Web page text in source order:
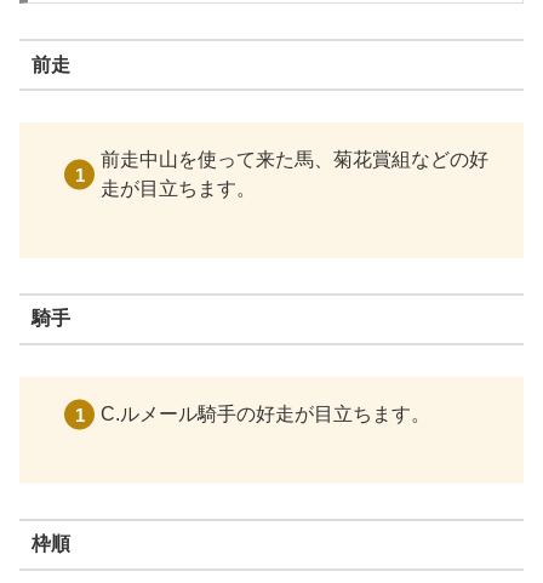
前走
前走中山を使って来た馬、菊花賞組などの好
走が目立ちます。
騎手
C.ルメール騎手の好走が目立ちます。
枠順